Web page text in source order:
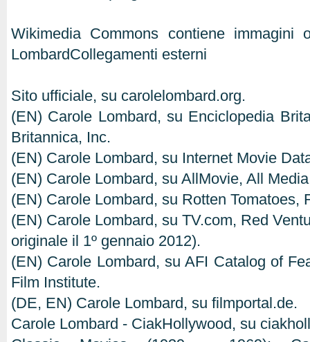
Wikimedia Commons contiene
LombardCollegamenti esterni
Sito ufficiale, su carolelombard.org.
(EN) Carole Lombard, su Enciclopedia
Britannica, Inc.
(EN) Carole Lombard, su Internet Movie
(EN) Carole Lombard, su AllMovie, All
(EN) Carole Lombard, su Rotten Tomatoes,
(EN) Carole Lombard, su TV.com, Red
originale il 1º gennaio 2012).
(EN) Carole Lombard, su AFI Catalog of
Film Institute.
(DE, EN) Carole Lombard, su filmportal.de.
Carole Lombard - CiakHollywood, su